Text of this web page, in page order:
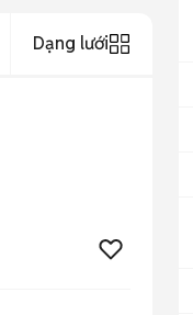
Dạng lưới